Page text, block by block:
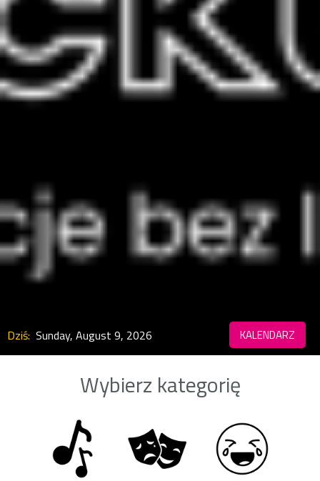
Dziś: Sunday, August 9, 2026 KALENDARZ
Wybierz kategorię